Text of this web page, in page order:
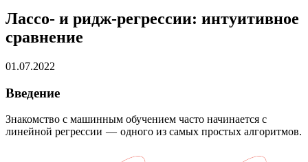
Лассо- и ридж-регрессии: интуитивное
сравнение
01.07.2022
Введение
Знакомство с машинным обучением часто начинается с
линейной регрессии — одного из самых простых алгоритмов.